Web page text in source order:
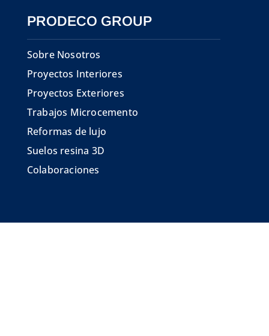
PRODECO GROUP
Sobre Nosotros
Proyectos Interiores
Proyectos Exteriores
Trabajos Microcemento
Reformas de lujo
Suelos resina 3D
Colaboraciones